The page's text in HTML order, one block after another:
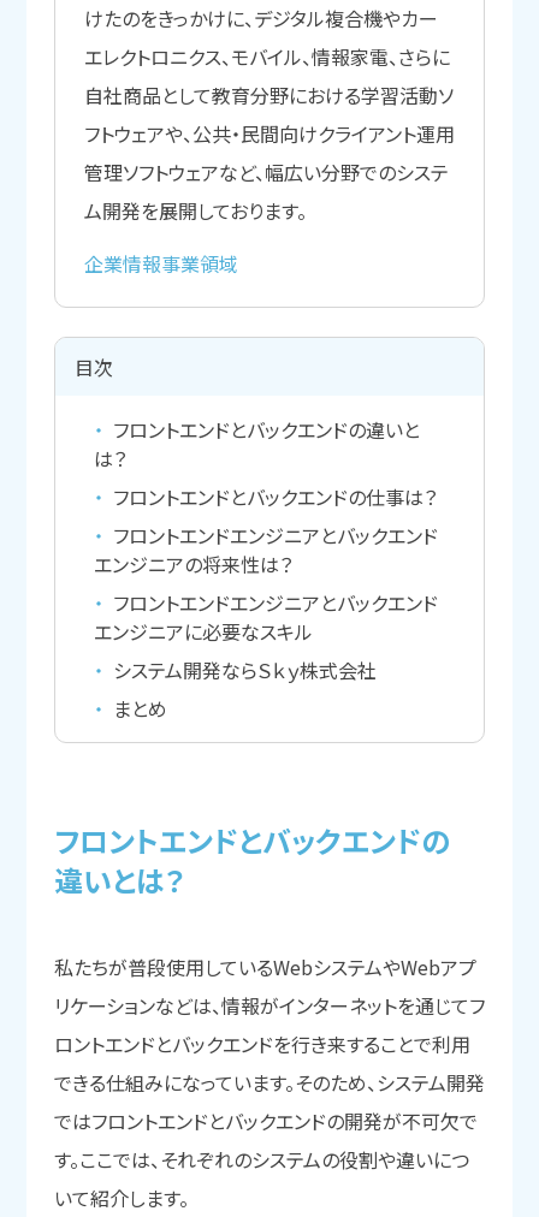
けたのをきっかけに、デジタル複合機やカー
エレクトロニクス、モバイル、情報家電、さらに
自社商品として教育分野における学習活動ソ
フトウェアや、公共・民間向けクライアント運用
管理ソフトウェアなど、幅広い分野でのシステ
ム開発を展開しております。
企業情報事業領域
目次
フロントエンドとバックエンドの違いと
は？
フロントエンドとバックエンドの仕事は？
フロントエンドエンジニアとバックエンド
エンジニアの将来性は？
フロントエンドエンジニアとバックエンド
エンジニアに必要なスキル
システム開発ならＳｋｙ株式会社
まとめ
フロントエンドとバックエンドの
違いとは？
私たちが普段使用しているWebシステムやWebアプ
リケーションなどは、情報がインターネットを通じてフ
ロントエンドとバックエンドを行き来することで利用
できる仕組みになっています。そのため、システム開発
ではフロントエンドとバックエンドの開発が不可欠で
す。ここでは、それぞれのシステムの役割や違いにつ
いて紹介します。